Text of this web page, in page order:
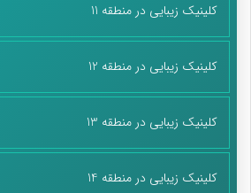
کلینیک زیبایی در منطقه 11
کلینیک زیبایی در منطقه 12
کلینیک زیبایی در منطقه 13
کلینیک زیبایی در منطقه 14